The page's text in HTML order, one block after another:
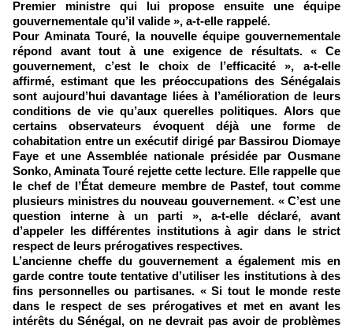
Premier ministre qui lui propose ensuite une équipe
gouvernementale qu’il valide », a-t-elle rappelé.
Pour Aminata Touré, la nouvelle équipe gouvernementale
répond avant tout à une exigence de résultats. « Ce
gouvernement, c’est le choix de l’efficacité », a-t-elle
affirmé, estimant que les préoccupations des Sénégalais
sont aujourd’hui davantage liées à l’amélioration de leurs
conditions de vie qu’aux querelles politiques. Alors que
certains observateurs évoquent déjà une forme de
cohabitation entre un exécutif dirigé par Bassirou Diomaye
Faye et une Assemblée nationale présidée par Ousmane
Sonko, Aminata Touré rejette cette lecture. Elle rappelle que
le chef de l’État demeure membre de Pastef, tout comme
plusieurs ministres du nouveau gouvernement. « C’est une
question interne à un parti », a-t-elle déclaré, avant
d’appeler les différentes institutions à agir dans le strict
respect de leurs prérogatives respectives.
L’ancienne cheffe du gouvernement a également mis en
garde contre toute tentative d’utiliser les institutions à des
fins personnelles ou partisanes. « Si tout le monde reste
dans le respect de ses prérogatives et met en avant les
intérêts du Sénégal, on ne devrait pas avoir de problèmes